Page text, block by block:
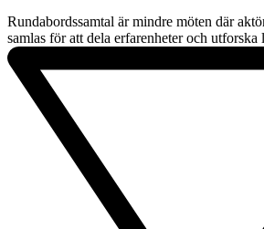
Rundabordssamtal är mindre möten där
samlas för att dela erfarenheter och utforska